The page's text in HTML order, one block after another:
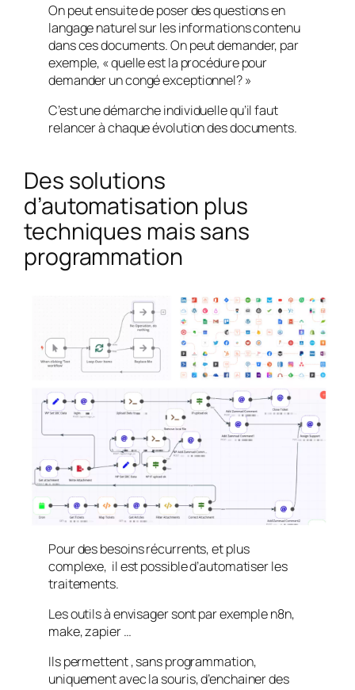
On peut ensuite de poser des questions en
langage naturel sur les informations contenu
dans ces documents. On peut demander, par
exemple, « quelle est la procédure pour
demander un congé exceptionnel? »
C’est une démarche individuelle qu’il faut
relancer à chaque évolution des documents.
Des solutions
d’automatisation plus
techniques mais sans
programmation
Pour des besoins récurrents, et plus
complexe, il est possible d’automatiser les
traitements.
Les outils à envisager sont par exemple n8n,
make, zapier …
Ils permettent , sans programmation,
uniquement avec la souris, d’enchainer des